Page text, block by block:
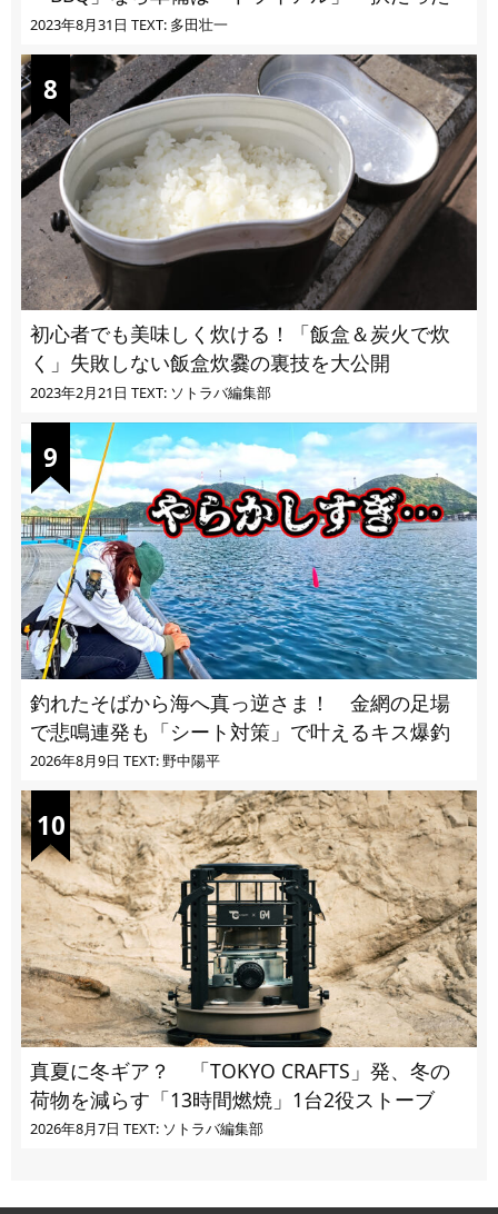
2023年8月31日 TEXT: 多田壮一
初心者でも美味しく炊ける！「飯盒＆炭火で炊
く」失敗しない飯盒炊爨の裏技を大公開
2023年2月21日 TEXT: ソトラバ編集部
釣れたそばから海へ真っ逆さま！ 金網の足場
で悲鳴連発も「シート対策」で叶えるキス爆釣
2026年8月9日 TEXT: 野中陽平
真夏に冬ギア？ 「TOKYO CRAFTS」発、冬の
荷物を減らす「13時間燃焼」1台2役ストーブ
2026年8月7日 TEXT: ソトラバ編集部